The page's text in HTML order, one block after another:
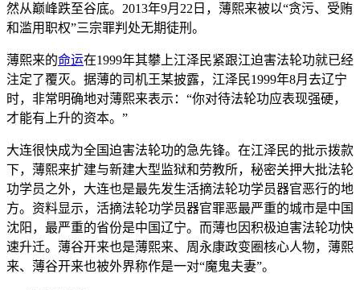
然从巅峰跌至谷底。2013年9月22日，薄熙来被以“贪污、受贿
和滥用职权”三宗罪判处无期徒刑。
薄熙来的命运在1999年其攀上江泽民紧跟江迫害法轮功就已经
注定了覆灭。据薄的司机王某披露，江泽民1999年8月去辽宁
时，非常明确地对薄熙来表示：“你对待法轮功应表现强硬，
才能有上升的资本。”
大连很快成为全国迫害法轮功的急先锋。在江泽民的批示拨款
下，薄熙来扩建与新建大型监狱和劳教所，秘密关押大批法轮
功学员之外，大连也是最先发生活摘法轮功学员器官恶行的地
方。资料显示，活摘法轮功学员器官罪恶最严重的城市是中国
沈阳，最严重的省份是中国辽宁。而薄也因积极迫害法轮功快
速升迁。薄谷开来也是薄熙来、周永康政变圈核心人物，薄熙
来、薄谷开来也被外界称作是一对“魔鬼夫妻”。